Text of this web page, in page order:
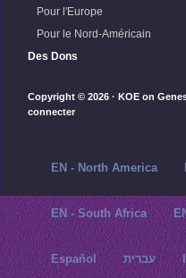
Pour l'Europe
Pour le Nord-Américain
Des Dons
Copyright © 2026 · KOE on
connecter
EN - North America
EN - South Africa
Español עברית